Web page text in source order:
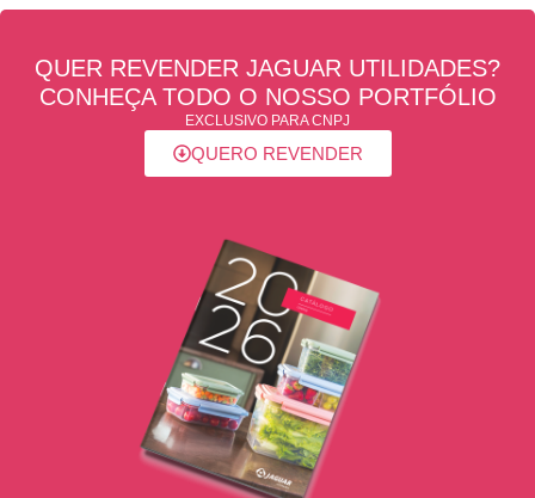
QUER REVENDER JAGUAR UTILIDADES?
CONHEÇA TODO O NOSSO PORTFÓLIO
EXCLUSIVO PARA CNPJ
QUERO REVENDER